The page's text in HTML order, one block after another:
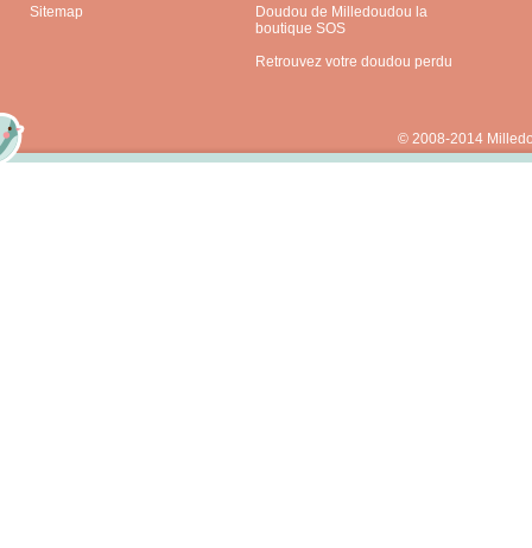
Sitemap
Doudou de Milledoudou la
boutique SOS
Retrouvez votre doudou perdu
© 2008-2014